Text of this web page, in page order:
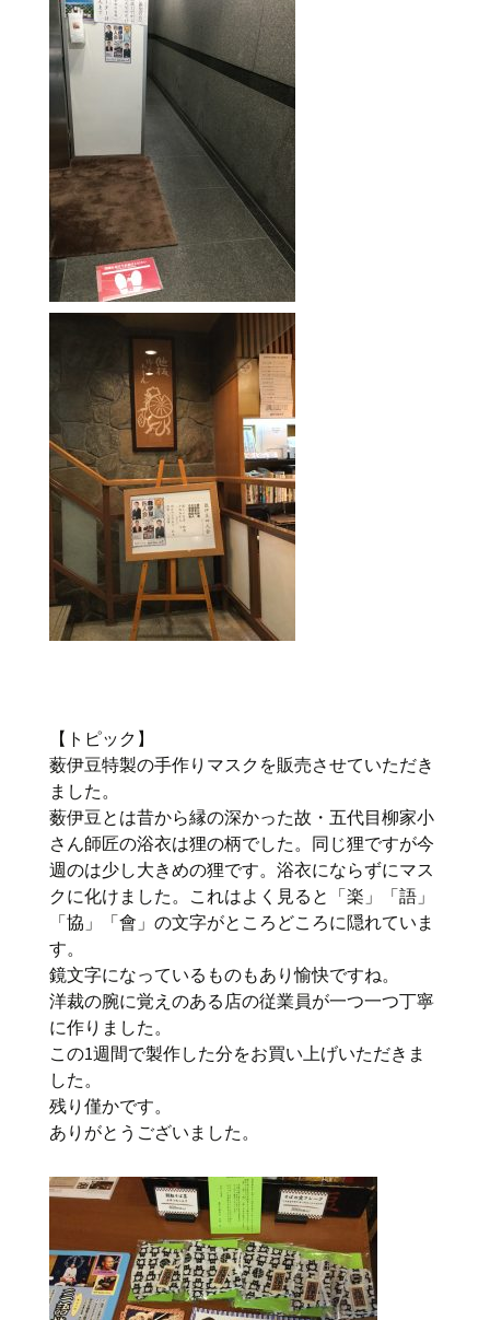
【トピック】
薮伊豆特製の手作りマスクを販売させていただき
ました。
薮伊豆とは昔から縁の深かった故・五代目柳家小
さん師匠の浴衣は狸の柄でした。同じ狸ですが今
週のは少し大きめの狸です。浴衣にならずにマス
クに化けました。これはよく見ると「楽」「語」
「協」「會」の文字がところどころに隠れていま
す。
鏡文字になっているものもあり愉快ですね。
洋裁の腕に覚えのある店の従業員が一つ一つ丁寧
に作りました。
この1週間で製作した分をお買い上げいただきま
した。
残り僅かです。
ありがとうございました。